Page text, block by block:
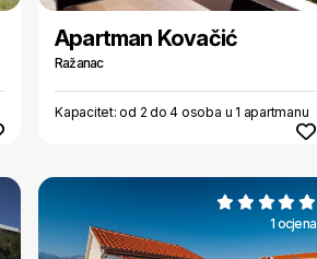
Apartman Kovačić
Ražanac
Kapacitet: od 2 do 4 osoba u 1 apartmanu
1 ocjena